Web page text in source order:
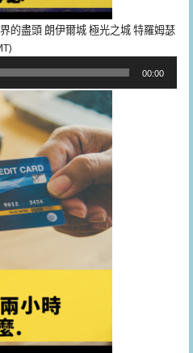
的盡頭 朗伊爾城 極光之城 特羅姆瑟
00:00